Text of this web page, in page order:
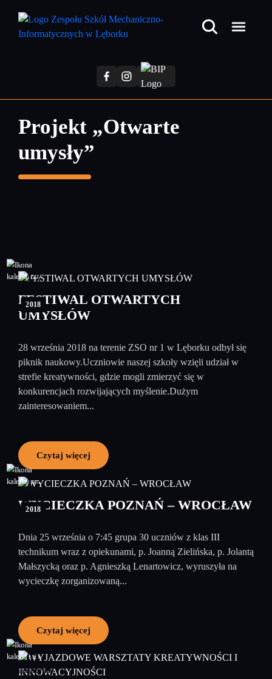
treści
Projekt „Otwarte
umysły”
17
2018
FESTIWAL OTWARTYCH
UMYSŁÓW
28 września 2018 na terenie ZSO nr 1 w Lęborku odbył się
piknik naukowy.Uczniowie naszej szkoły wzięli udział w
strefie kreatywności, gdzie mogli zmierzyć się w
konkurencjach rozwijających myślenie.Dużym
zainteresowaniem...
Czytaj więcej
17
2018
WYCIECZKA POZNAŃ – WROCŁAW
Dnia 25 września o 7:45 grupa 30 uczniów z klas III
technikum wraz z opiekunami, p. Joanną Zielińska, p. Jolantą
Małszycką oraz p. Agnieszką Lenartowicz, wyruszyła na
wycieczkę zorganizowaną...
Czytaj więcej
01
październik